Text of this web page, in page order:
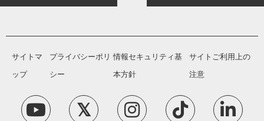
サイトマ
ップ
プライバシーポリ
シー
情報セキュリティ基
本方針
サイトご利用上の
注意